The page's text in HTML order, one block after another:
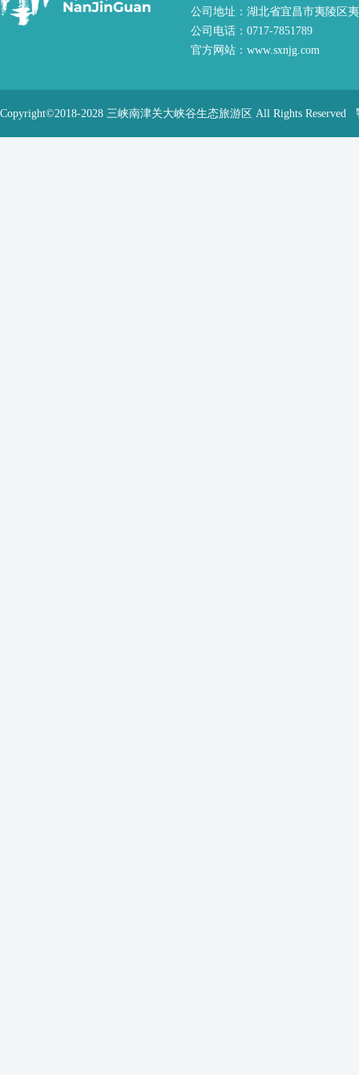
公司地址：湖北省宜昌市夷陵区
公司电话：0717-7851789
官方网站：www.sxnjg.com
Copyright©2018-2028 三峡南津关大峡谷生态旅游区 All Rights Reserved